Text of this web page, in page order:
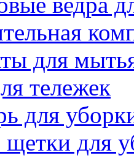
для
тележек
для
для